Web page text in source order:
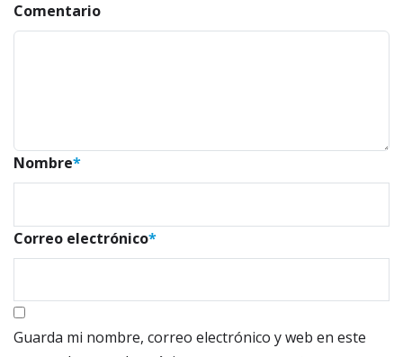
Comentario
Nombre*
Correo electrónico*
Guarda mi nombre, correo electrónico y web en este